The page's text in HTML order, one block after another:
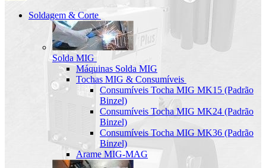
Soldagem & Corte
Solda MIG
Máquinas Solda MIG
Tochas MIG & Consumíveis
Consumíveis Tocha MIG MK15 (Padrão
Binzel)
Consumíveis Tocha MIG MK24 (Padrão
Binzel)
Consumíveis Tocha MIG MK36 (Padrão
Binzel)
Arame MIG-MAG